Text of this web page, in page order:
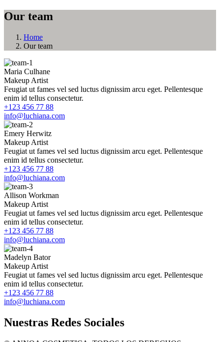
Our team
Home
Our team
Maria Culhane
Makeup Artist
Feugiat ut fames vel sed luctus dignissim arcu eget. Pellentesque
enim id tellus consectetur.
+123 456 77 88
info@luchiana.com
Emery Herwitz
Makeup Artist
Feugiat ut fames vel sed luctus dignissim arcu eget. Pellentesque
enim id tellus consectetur.
+123 456 77 88
info@luchiana.com
Allison Workman
Makeup Artist
Feugiat ut fames vel sed luctus dignissim arcu eget. Pellentesque
enim id tellus consectetur.
+123 456 77 88
info@luchiana.com
Madelyn Bator
Makeup Artist
Feugiat ut fames vel sed luctus dignissim arcu eget. Pellentesque
enim id tellus consectetur.
+123 456 77 88
info@luchiana.com
Nuestras Redes Sociales